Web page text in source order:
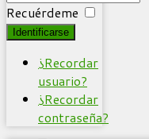
Recuérdeme
Identificarse
¿Recordar
usuario?
¿Recordar
contraseña?